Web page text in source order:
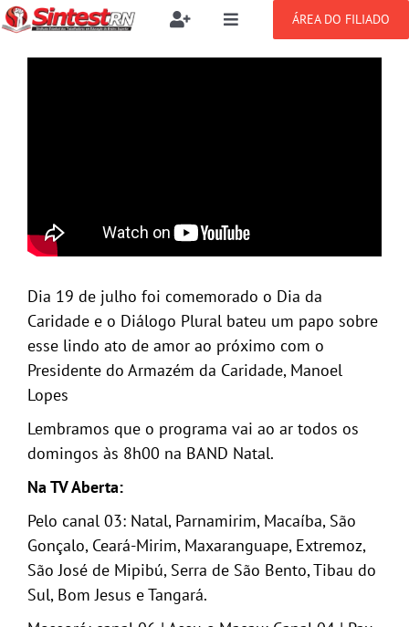
Ir
para
Toggle
Buscar
Setor jurídico
Toggle
CONGRESSOS
GREVE
DOCUMENTOS
GALERIA
ÁREA DO FILIADO
Dia 19 de julho foi comemorado o Dia da
Caridade e o Diálogo Plural bateu um papo sobre
esse lindo ato de amor ao próximo com o
Presidente do Armazém da Caridade, Manoel
Lopes
Lembramos que o programa vai ao ar todos os
domingos às 8h00 na BAND Natal.
Na TV Aberta:
Pelo canal 03: Natal, Parnamirim, Macaíba, São
Gonçalo, Ceará-Mirim, Maxaranguape, Extremoz,
São José de Mipibú, Serra de São Bento, Tibau do
Sul, Bom Jesus e Tangará.